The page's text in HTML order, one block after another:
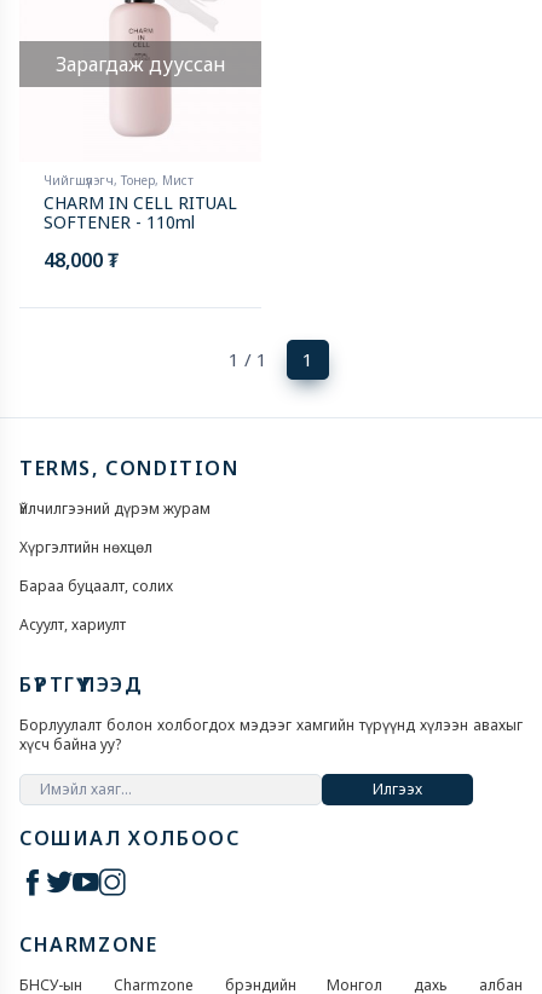
Зарагдаж дууссан
Чийгшүүлэгч, Тонер, Мист
CHARM IN CELL RITUAL
SOFTENER - 110ml
48,000 ₮
1 / 1 1
TERMS, CONDITION
Үйлчилгээний дүрэм журам
Хүргэлтийн нөхцөл
Бараа буцаалт, солих
Асуулт, хариулт
БҮРТГҮҮЛЭЭД
Борлуулалт болон холбогдох мэдээг хамгийн түрүүнд хүлээн авахыг
хүсч байна уу?
Илгээх
СОШИАЛ ХОЛБООС
CHARMZONE
БНСУ-ын Charmzone брэндийн Монгол дахь албан